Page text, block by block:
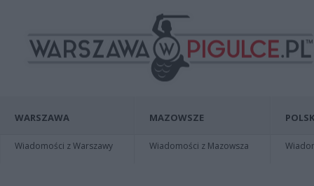
WARSZAWA
Wiadomości z Warszawy
MAZOWSZE
Wiadomości z Mazowsza